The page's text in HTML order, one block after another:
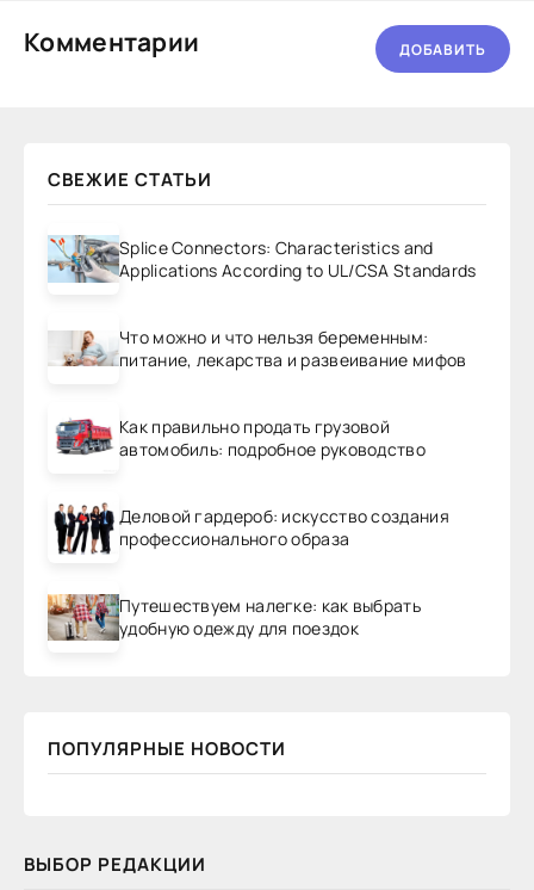
Комментарии ДОБАВИТЬ
СВЕЖИЕ СТАТЬИ
Splice Connectors: Characteristics and
Applications According to UL/CSA Standards
Что можно и что нельзя беременным:
питание, лекарства и развеивание мифов
Как правильно продать грузовой
автомобиль: подробное руководство
Деловой гардероб: искусство создания
профессионального образа
Путешествуем налегке: как выбрать
удобную одежду для поездок
ПОПУЛЯРНЫЕ НОВОСТИ
ВЫБОР РЕДАКЦИИ